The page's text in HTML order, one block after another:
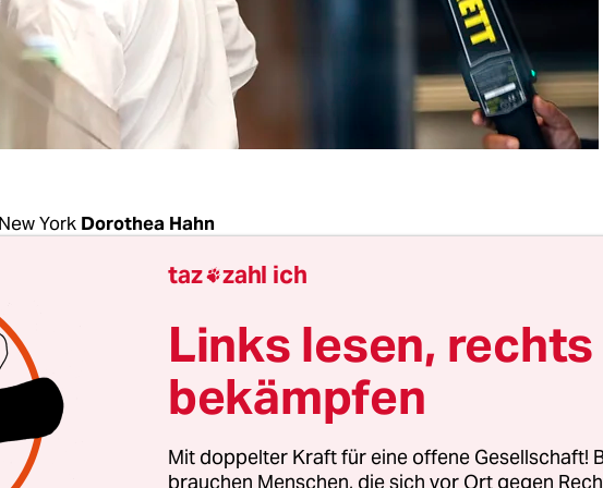
York Dorothea Hahn
der Donald Trumps chaotischen Wahlkampf im
in den Nominierungsparteitag von Cleveland führte und
anderem wegen Steuerflucht, Geldwäsche und
angeklagt ist, muss schon vor seiner Verurteilung
Eine Bundesrichterin in Washington begründete ihre
am Freitag Mittag damit, dass der ehemalige
taz zahl ich
Links lesen, rechts
bekämpfen
Mit doppelter Kraft für eine offene Gesellschaft!
brauchen Menschen, die sich vor Ort gegen